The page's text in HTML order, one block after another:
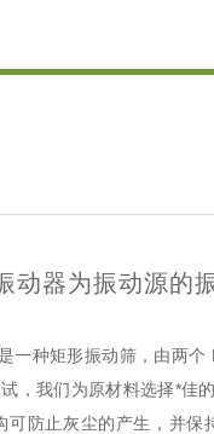
动器为振动源的
一种矩形振动筛，由两
，我们为原材料选择*佳
可防止灰尘的产生，并